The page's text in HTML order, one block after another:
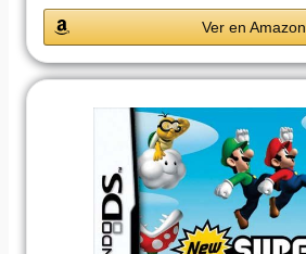
Ver en Amazon